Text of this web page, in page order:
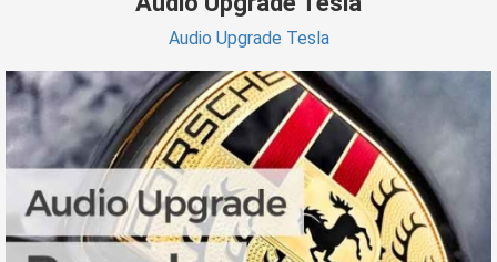
Audio Upgrade Tesla